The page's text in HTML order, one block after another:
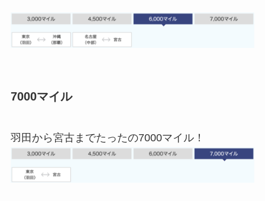
7000マイル
羽田から宮古までたったの7000マイル！